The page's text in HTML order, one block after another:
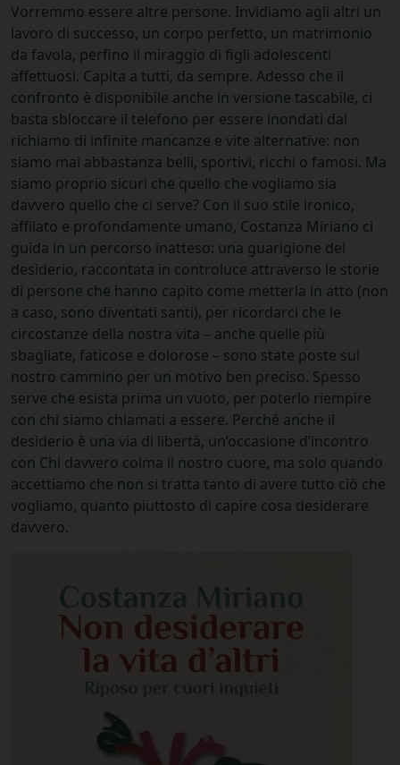
Vorremmo essere altre persone. Invidiamo agli altri un
lavoro di successo, un corpo perfetto, un matrimonio
da favola, perfino il miraggio di figli adolescenti
affettuosi. Capita a tutti, da sempre. Adesso che il
confronto è disponibile anche in versione tascabile, ci
basta sbloccare il telefono per essere inondati dal
richiamo di infinite mancanze e vite alternative: non
siamo mai abbastanza belli, sportivi, ricchi o famosi. Ma
siamo proprio sicuri che quello che vogliamo sia
davvero quello che ci serve? Con il suo stile ironico,
affilato e profondamente umano, Costanza Miriano ci
guida in un percorso inatteso: una guarigione del
desiderio, raccontata in controluce attraverso le storie
di persone che hanno capito come metterla in atto (non
a caso, sono diventati santi), per ricordarci che le
circostanze della nostra vita – anche quelle più
sbagliate, faticose e dolorose – sono state poste sul
nostro cammino per un motivo ben preciso. Spesso
serve che esista prima un vuoto, per poterlo riempire
con chi siamo chiamati a essere. Perché anche il
desiderio è una via di libertà, un’occasione d’incontro
con Chi davvero colma il nostro cuore, ma solo quando
accettiamo che non si tratta tanto di avere tutto ciò che
vogliamo, quanto piuttosto di capire cosa desiderare
davvero.